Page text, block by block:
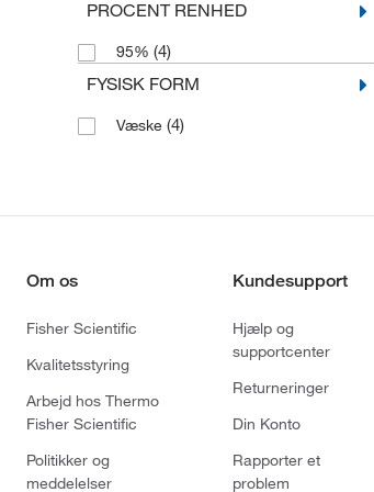
PROCENT RENHED
95% (4)
FYSISK FORM
Væske (4)
Om os
Fisher Scientific
Kvalitetsstyring
Arbejd hos Thermo
Fisher Scientific
Politikker og
meddelelser
Kundesupport
Hjælp og
supportcenter
Returneringer
Din Konto
Rapporter et
problem